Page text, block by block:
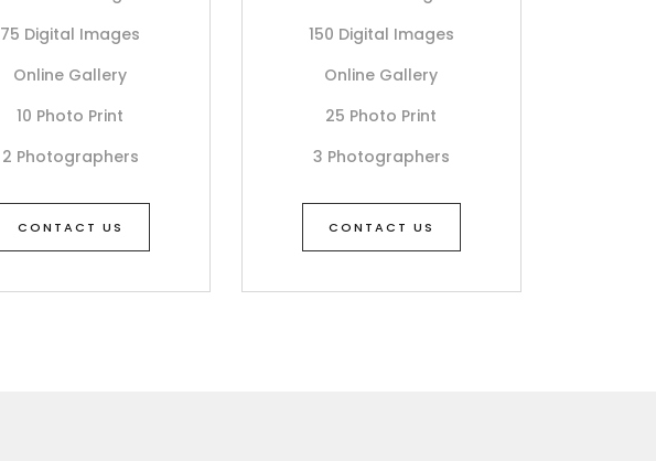
75 Digital Images
Online Gallery
10 Photo Print
2 Photographers
CONTACT US
150 Digital Images
Online Gallery
25 Photo Print
3 Photographers
CONTACT US